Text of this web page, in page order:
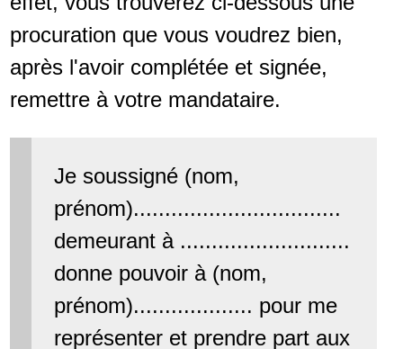
procuration que vous voudrez bien,
après l'avoir complétée et signée,
remettre à votre mandataire.
Je soussigné (nom,
prénom).................................
demeurant à ...........................
donne pouvoir à (nom,
prénom)................... pour me
représenter et prendre part aux